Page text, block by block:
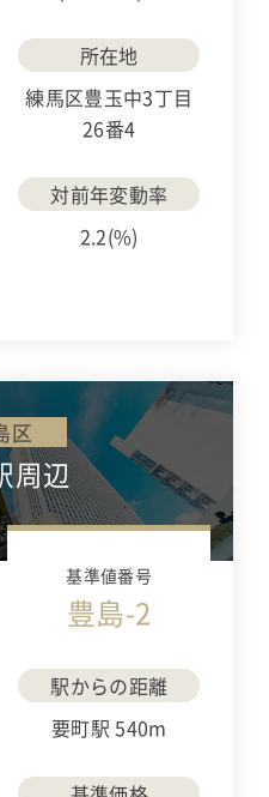
所在地
練馬区豊玉中3丁目
26番4
対前年変動率
2.2(%)
区
周辺
基準値番号
豊島-2
駅からの距離
要町駅 540m